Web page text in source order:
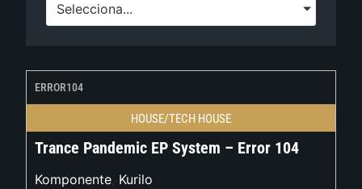
Selecciona...
ERROR104
HOUSE/TECH HOUSE
Trance Pandemic EP System – Error 104
Komponente, Kurilo